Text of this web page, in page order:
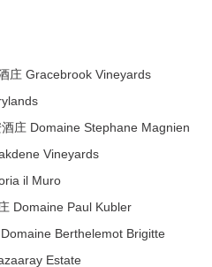
庄 Gracebrook Vineyards
庄 Domaine Stephane Magnien
Vineyards
il Muro
Domaine Paul Kubler
Berthelemot Brigitte
Estate